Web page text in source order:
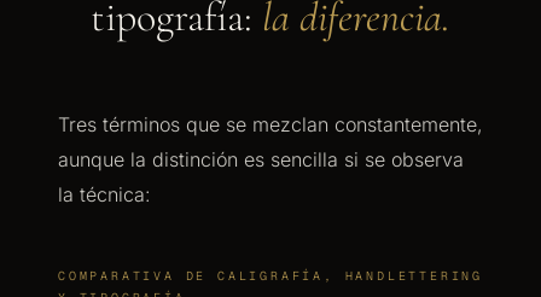
tipografía: la diferencia.
Tres términos que se mezclan constantemente,
aunque la distinción es sencilla si se observa
la técnica:
COMPARATIVA DE CALIGRAFÍA, HANDLETTERING